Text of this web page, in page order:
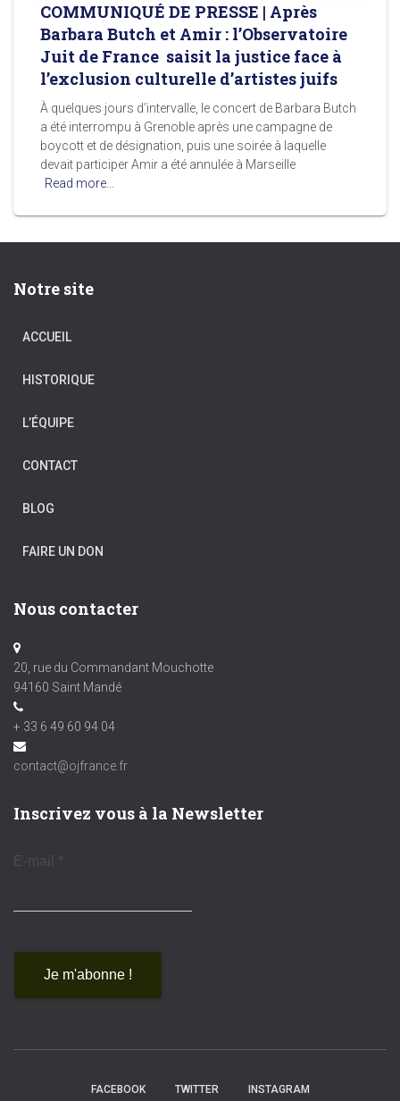
COMMUNIQUÉ DE PRESSE | Après
Barbara Butch et Amir : l’Observatoire
Juit de France saisit la justice face à
l’exclusion culturelle d’artistes juifs
À quelques jours d’intervalle, le concert de Barbara Butch
a été interrompu à Grenoble après une campagne de
boycott et de désignation, puis une soirée à laquelle
devait participer Amir a été annulée à Marseille
Read more…
Notre site
ACCUEIL
HISTORIQUE
L’ÉQUIPE
CONTACT
BLOG
FAIRE UN DON
Nous contacter
20, rue du Commandant Mouchotte
94160 Saint Mandé
+ 33 6 49 60 94 04
contact@ojfrance.fr
Inscrivez vous à la Newsletter
E-mail *
FACEBOOK TWITTER INSTAGRAM